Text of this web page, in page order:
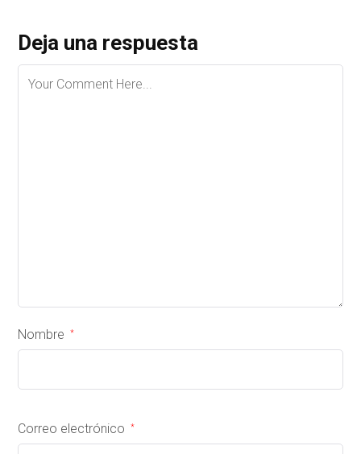
Deja una respuesta
Nombre *
Correo electrónico *